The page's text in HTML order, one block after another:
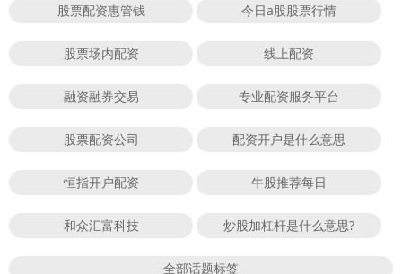
股票配资惠管钱 今日a股股票行情
股票场内配资 线上配资
融资融券交易 专业配资服务平台
股票配资公司 配资开户是什么意思
恒指开户配资 牛股推荐每日
和众汇富科技 炒股加杠杆是什么意思?
全部话题标签